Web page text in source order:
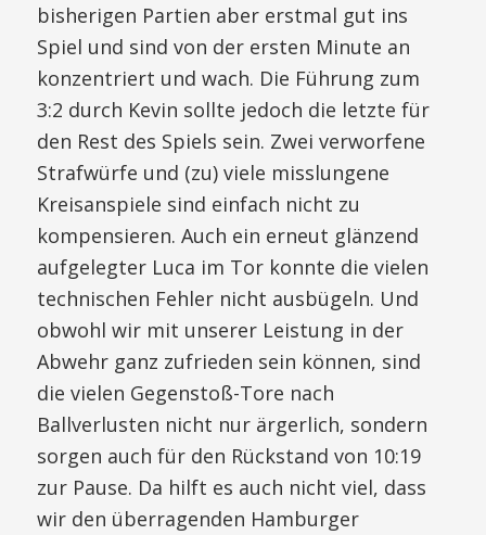
bisherigen Partien aber erstmal gut ins
Spiel und sind von der ersten Minute an
konzentriert und wach. Die Führung zum
3:2 durch Kevin sollte jedoch die letzte für
den Rest des Spiels sein. Zwei verworfene
Strafwürfe und (zu) viele misslungene
Kreisanspiele sind einfach nicht zu
kompensieren. Auch ein erneut glänzend
aufgelegter Luca im Tor konnte die vielen
technischen Fehler nicht ausbügeln. Und
obwohl wir mit unserer Leistung in der
Abwehr ganz zufrieden sein können, sind
die vielen Gegenstoß-Tore nach
Ballverlusten nicht nur ärgerlich, sondern
sorgen auch für den Rückstand von 10:19
zur Pause. Da hilft es auch nicht viel, dass
wir den überragenden Hamburger